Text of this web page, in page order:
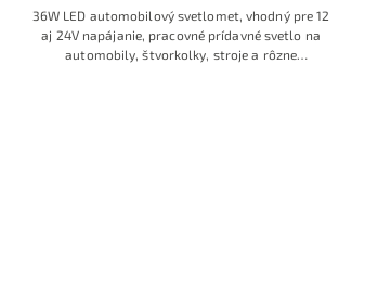
36W LED automobilový svetlomet, vhodný pre 12
aj 24V napájanie, pracovné prídavné svetlo na
automobily, štvorkolky, stroje a rôzne